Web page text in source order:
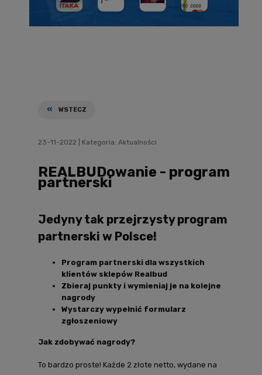
WSTECZ
23-11-2022 | Kategoria: Aktualności
REALBUDowanie - program
partnerski
Jedyny tak przejrzysty program
partnerski w Polsce!
Program partnerski dla wszystkich
klientów sklepów Realbud
Zbieraj punkty i wymieniaj je na kolejne
nagrody
Wystarczy wypełnić formularz
zgłoszeniowy
Jak zdobywać nagrody?
To bardzo proste! Każde 2 złote netto, wydane na